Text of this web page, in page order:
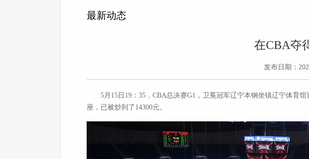
最新动态
在CBA夺
发布日期：
5月15日19：35，CBA总决赛G1，卫冕冠军辽宁本钢坐镇辽宁体育馆
座，已被炒到了14300元。